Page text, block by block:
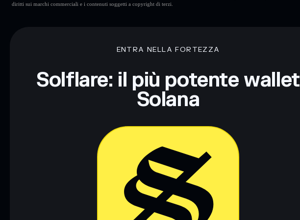
diritti sui marchi commerciali e i contenuti soggetti a copyright di terzi.
ENTRA NELLA FORTEZZA
Solflare: il più potente wallet
Solana